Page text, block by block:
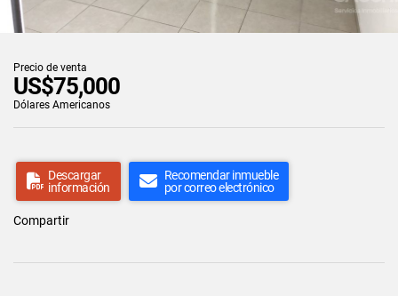
Precio de venta
US$75,000
Dólares Americanos
Descargar
información
Recomendar inmueble
por correo electrónico
Compartir